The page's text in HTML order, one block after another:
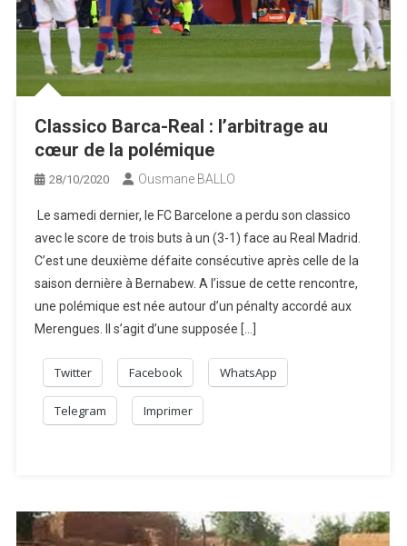
Classico Barca-Real : l’arbitrage au
cœur de la polémique
28/10/2020 Ousmane BALLO
Le samedi dernier, le FC Barcelone a perdu son classico
avec le score de trois buts à un (3-1) face au Real Madrid.
C’est une deuxième défaite consécutive après celle de la
saison dernière à Bernabew. A l’issue de cette rencontre,
une polémique est née autour d’un pénalty accordé aux
Merengues. Il s’agit d’une supposée […]
Twitter Facebook WhatsApp
Telegram Imprimer